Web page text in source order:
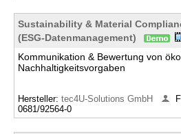
Sustainability & Material
(ESG-Datenmanagement)
Kommunikation & Bewertung von
Nachhaltigkeitsvorgaben
Hersteller: tec4U-Solutions GmbH
0681/92564-0